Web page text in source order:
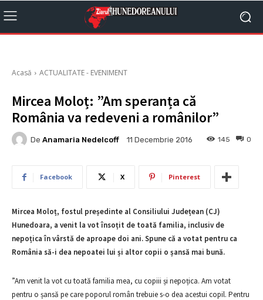
Acasă ACTUALITATE - EVENIMENT
Mircea Moloț: ”Am speranța că
România va redeveni a românilor”
De Anamaria Nedelcoff 11 Decembrie 2016 0
145
Facebook X Pinterest
Mircea Moloț, fostul președinte al Consiliului Județean (CJ)
Hunedoara, a venit la vot însoțit de toată familia, inclusiv de
nepoțica în vârstă de aproape doi ani. Spune că a votat pentru ca
România să-i dea nepoatei lui și altor copii o șansă mai bună.
”Am venit la vot cu toată familia mea, cu copiii și nepoțica. Am votat
pentru o șansă pe care poporul român trebuie s-o dea acestui copil. Pentru